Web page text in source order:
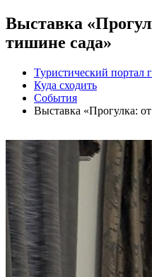
Выставка
тишине сада»
Туристический портал
Куда сходить
События
Выставка «Прогулка: